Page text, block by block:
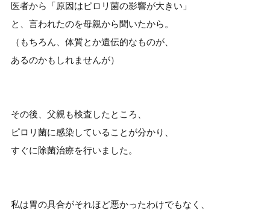
医者から「原因はピロリ菌の影響が大きい」
と、言われたのを母親から聞いたから。
（もちろん、体質とか遺伝的なものが、
あるのかもしれませんが）
その後、父親も検査したところ、
ピロリ菌に感染していることが分かり、
すぐに除菌治療を行いました。
私は胃の具合がそれほど悪かったわけでもなく、